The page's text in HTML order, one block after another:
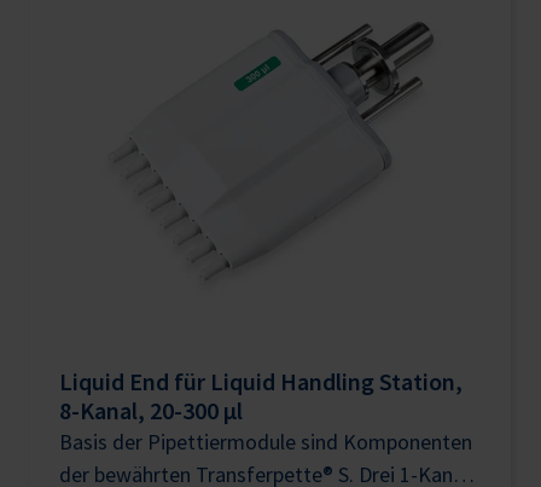
Liquid End für Liquid Handling Station,
8-Kanal, 20-300 µl
Basis der Pipettiermodule sind Komponenten
der bewährten Transferpette® S. Drei 1-Kanal